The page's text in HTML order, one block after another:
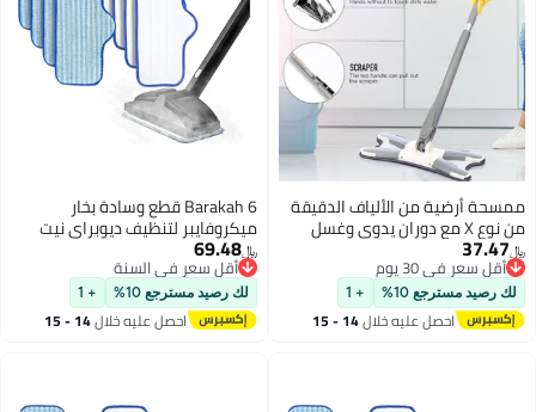
ممسحة أرضية من الألياف الدقيقة
من نوع X مع دوران يدوي وغسل
بدون استخدام اليدين وامتصاص
قوي للماء أدوات تنظيف بمقبض
طويل
﷼‏37.47
أقل سعر في 30 يوم
أقل سعر في 30 يوم
لك رصيد مسترجع 10% + 1
احصل عليه خلال 14 - 15
اغسطس
Barakah 6 قطع وسادة بخار
ميكروفايبر لتنظيف ديوبراي نيت
قابلة لإعادة الاستخدام وقابلة
للغسل في الغسالة مصممة
لأسطح متعددة لتنظيف فعال
للأرضيات الخشبية والبلاط والحجر.
﷼‏69.48
أقل سعر في السنة
أقل سعر في السنة
لك رصيد مسترجع 10% + 1
احصل عليه خلال 14 - 15
اغسطس